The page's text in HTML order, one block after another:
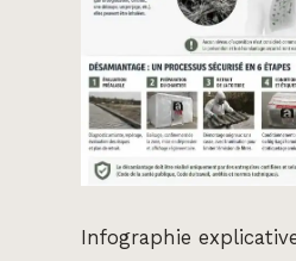
Infographie